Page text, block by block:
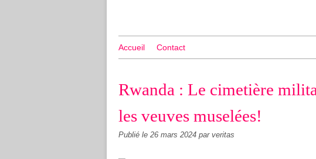
Accueil Contact
Rwanda : Le cimetière
les veuves muselées!
Publié le 26 mars 2024 par veritas